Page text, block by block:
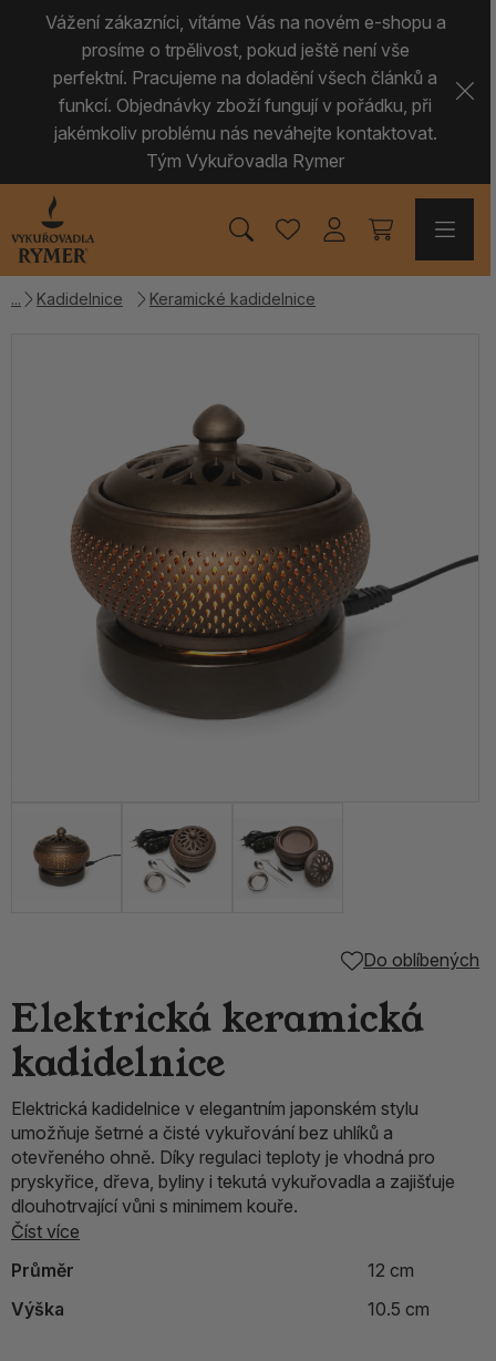
Vážení zákazníci, vítáme Vás na novém e-shopu a
prosíme o trpělivost, pokud ještě není vše
perfektní. Pracujeme na doladění všech článků a
funkcí. Objednávky zboží fungují v pořádku, při
jakémkoliv problému nás neváhejte kontaktovat.
Tým Vykuřovadla Rymer
Kadidelnice Keramické kadidelnice
Do oblíbených
Elektrická keramická
kadidelnice
Elektrická kadidelnice v elegantním japonském stylu
umožňuje šetrné a čisté vykuřování bez uhlíků a
otevřeného ohně. Díky regulaci teploty je vhodná pro
pryskyřice, dřeva, byliny i tekutá vykuřovadla a zajišťuje
dlouhotrvající vůni s minimem kouře.
Číst více
Průměr
12 cm
Výška
10.5 cm